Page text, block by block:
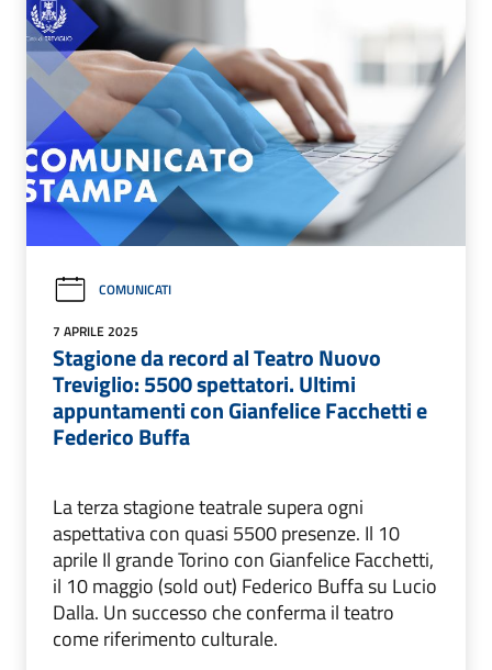
COMUNICATI
7 APRILE 2025
Stagione da record al Teatro Nuovo
Treviglio: 5500 spettatori. Ultimi
appuntamenti con Gianfelice Facchetti e
Federico Buffa
La terza stagione teatrale supera ogni
aspettativa con quasi 5500 presenze. Il 10
aprile Il grande Torino con Gianfelice Facchetti,
il 10 maggio (sold out) Federico Buffa su Lucio
Dalla. Un successo che conferma il teatro
come riferimento culturale.